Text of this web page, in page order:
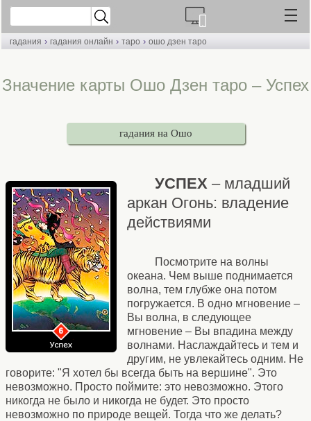
гадания › гадания онлайн › таро › ошо дзен таро
Значение карты Ошо Дзен таро – Успех
гадания на Ошо
УСПЕХ – младший
аркан Огонь: владение
действиями
Посмотрите на волны
океана. Чем выше поднимается
волна, тем глубже она потом
погружается. В одно мгновение –
Вы волна, в следующее
мгновение – Вы впадина между
волнами. Наслаждайтесь и тем и
другим, не увлекайтесь одним. Не
говорите: "Я хотел бы всегда быть на вершине". Это
невозможно. Просто поймите: это невозможно. Этого
никогда не было и никогда не будет. Это просто
невозможно по природе вещей. Тогда что же делать?